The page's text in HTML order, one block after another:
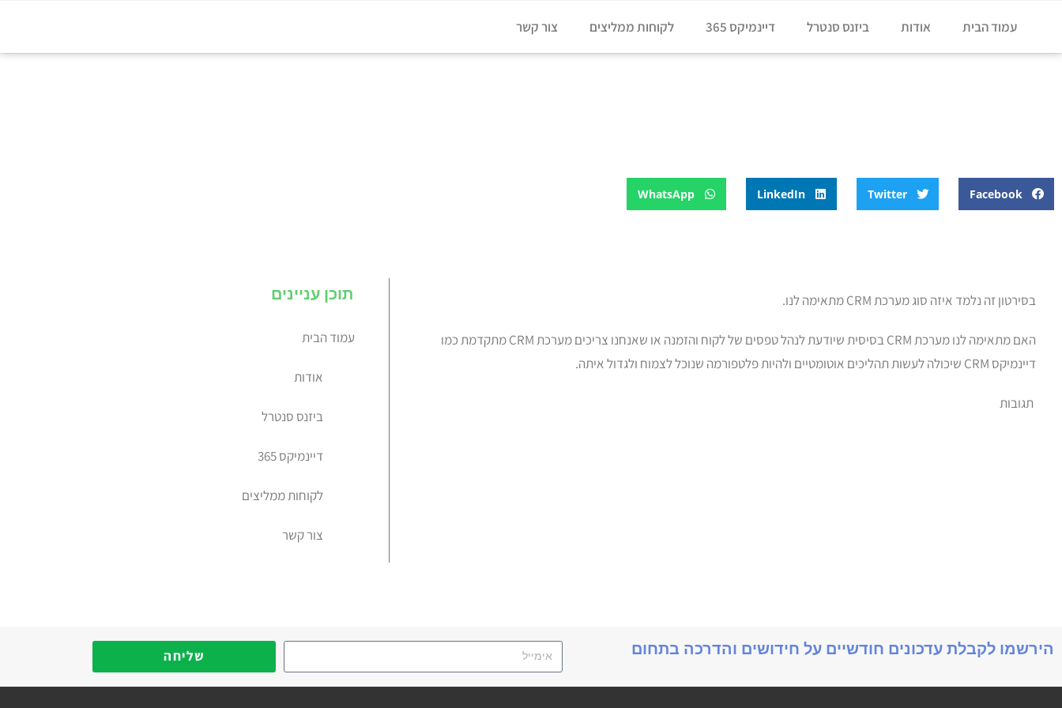
עמוד הבית אודות ביזנס סנטרל דיינמיקס 365 לקוחות ממליצים צור קשר
Facebook
Twitter
LinkedIn
WhatsApp
בסירטון זה נלמד איזה סוג מערכת CRM מתאימה לנו.
האם מתאימה לנו מערכת CRM בסיסית שיודעת לנהל טפסים של לקוח והזמנה או שאנחנו צריכים מערכת CRM מתקדמת כמו
דיינמיקס CRM שיכולה לעשות תהליכים אוטומטיים ולהיות פלטפורמה שנוכל לצמוח ולגדול איתה.
תגובות
תוכן עניינים
עמוד הבית
אודות
ביזנס סנטרל
דיינמיקס 365
לקוחות ממליצים
צור קשר
הירשמו לקבלת עדכונים חודשיים על חידושים והדרכה בתחום שליחה